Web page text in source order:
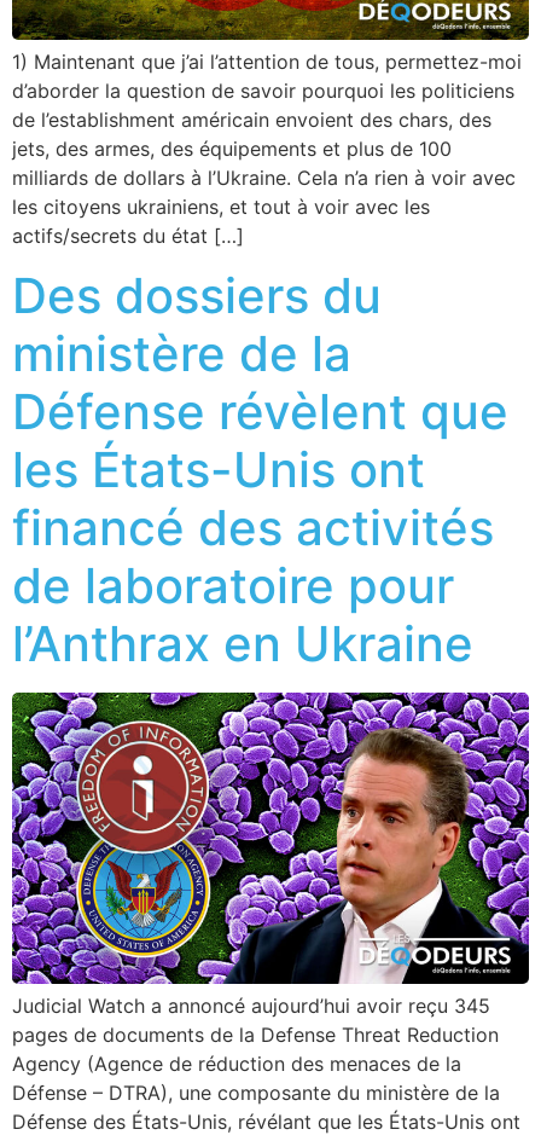
1) Maintenant que j’ai l’attention de tous, permettez-moi
d’aborder la question de savoir pourquoi les politiciens
de l’establishment américain envoient des chars, des
jets, des armes, des équipements et plus de 100
milliards de dollars à l’Ukraine. Cela n’a rien à voir avec
les citoyens ukrainiens, et tout à voir avec les
actifs/secrets du état […]
Des dossiers du
ministère de la
Défense révèlent que
les États-Unis ont
financé des activités
de laboratoire pour
l’Anthrax en Ukraine
Judicial Watch a annoncé aujourd’hui avoir reçu 345
pages de documents de la Defense Threat Reduction
Agency (Agence de réduction des menaces de la
Défense – DTRA), une composante du ministère de la
Défense des États-Unis, révélant que les États-Unis ont